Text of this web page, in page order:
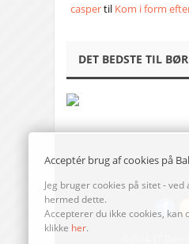
caspertil Kom i form
DET BEDSTE TIL
Acceptér brug af cookies på
Jeg bruger cookies på sitet -
hermed dette.
Accepterer du ikke cookies, kan
klikke her.